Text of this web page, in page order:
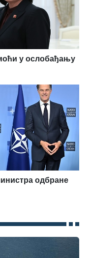
у ослобађању
одбране